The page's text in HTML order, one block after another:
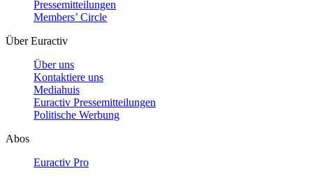
Pressemitteilungen
Members’ Circle
Über Euractiv
Über uns
Kontaktiere uns
Mediahuis
Euractiv Pressemitteilungen
Politische Werbung
Abos
Euractiv Pro